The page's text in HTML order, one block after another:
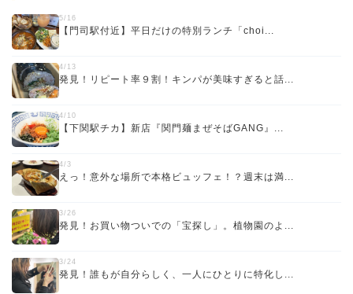
5/16
【門司駅付近】平日だけの特別ランチ「choi...
4/13
発見！リピート率９割！キンパが美味すぎると話...
4/10
【下関駅チカ】新店『関門麺まぜそばGANG』...
4/3
えっ！意外な場所で本格ビュッフェ！？週末は満...
3/26
発見！お買い物ついでの「宝探し」。植物園のよ...
3/24
発見！誰もが自分らしく、一人にひとりに特化し...